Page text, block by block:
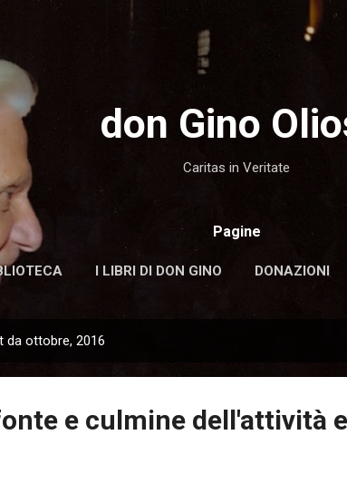
Passa ai contenuti principali
don Gino
Caritas in Veritate
Pagine
I LIBRI DI DON GINO DONAZIONI
da ottobre, 2016
e culmine dell'attività